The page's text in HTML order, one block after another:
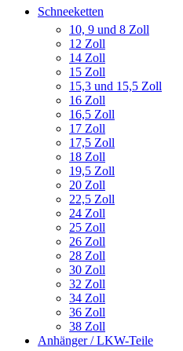
Schneeketten
10, 9 und 8 Zoll
12 Zoll
14 Zoll
15 Zoll
15,3 und 15,5 Zoll
16 Zoll
16,5 Zoll
17 Zoll
17,5 Zoll
18 Zoll
19,5 Zoll
20 Zoll
22,5 Zoll
24 Zoll
25 Zoll
26 Zoll
28 Zoll
30 Zoll
32 Zoll
34 Zoll
36 Zoll
38 Zoll
Anhänger / LKW-Teile